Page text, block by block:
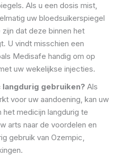
Als u een dosis mist,
uw bloedsuikerspiegel
dat deze binnen het
U vindt misschien een
Medisafe handig om op
uw wekelijkse injecties.
gebruiken? Als
voor uw aandoening, kan uw
het medicijn langdurig te
arts naar de voordelen en
gebruik van Ozempic,